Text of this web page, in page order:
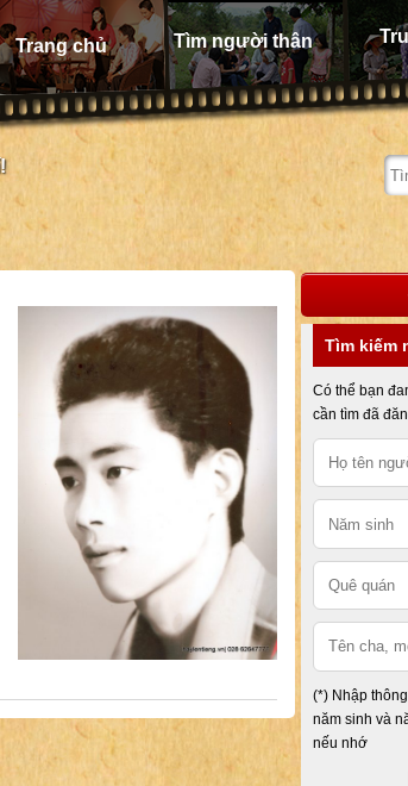
Trang chủ Tìm người thân
Tìm kiếm
Có thể bạn
cần tìm đã
(*) Nhập
năm sinh và
nếu nhớ